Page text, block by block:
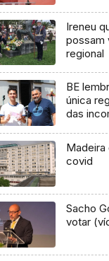
Ireneu
possam
regional
BE
única
das
covid
Sacho
votar